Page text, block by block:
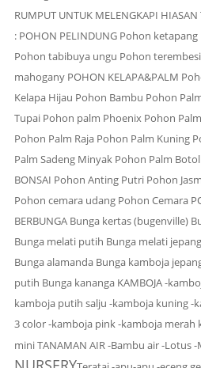
RUMPUT UNTUK MELENGKAPI
: POHON PELINDUNG Pohon
Pohon tabibuya ungu Pohon
mahogany POHON KELAPA&PALM
Kelapa Hijau Pohon Bambu Pohon
Tupai Pohon palm Phoenix Pohon
Pohon Palm Raja Pohon Palm Kuning
Palm Sadeng Minyak Pohon Palm
BONSAI Pohon Anting Putri Pohon
Pohon cemara udang Pohon Cemara
BERBUNGA Bunga kertas (bugenville)
Bunga melati putih Bunga melati
Bunga alamanda Bunga kamboja
putih Bunga kananga KAMBOJA-
kamboja putih salju -kamboja kuning -
3 color -kamboja pink -kamboja merah
miniTANAMAN AIR-Bambu air -Lotus